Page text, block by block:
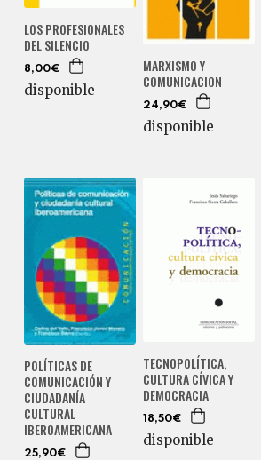
LOS PROFESIONALES
DEL SILENCIO
8,00€
disponible
MARXISMO Y
COMUNICACION
24,90€
disponible
POLÍTICAS DE
COMUNICACIÓN Y
CIUDADANÍA
CULTURAL
IBEROAMERICANA
25,90€
TECNOPOLÍTICA,
CULTURA CÍVICA Y
DEMOCRACIA
18,50€
disponible